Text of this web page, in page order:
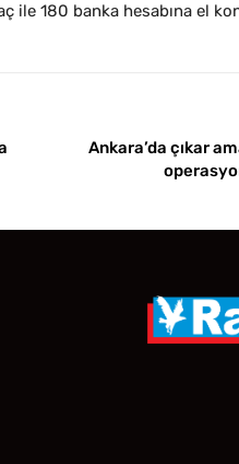
ile 180 banka hesabına el
Ankara’da çıkar